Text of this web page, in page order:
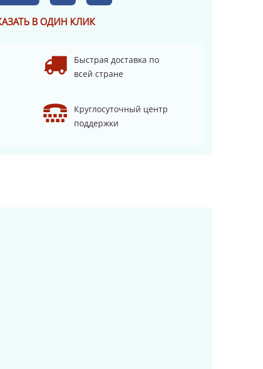
В ОДИН КЛИК
Быстрая доставка по
всей стране
Круглосуточный центр
поддержки